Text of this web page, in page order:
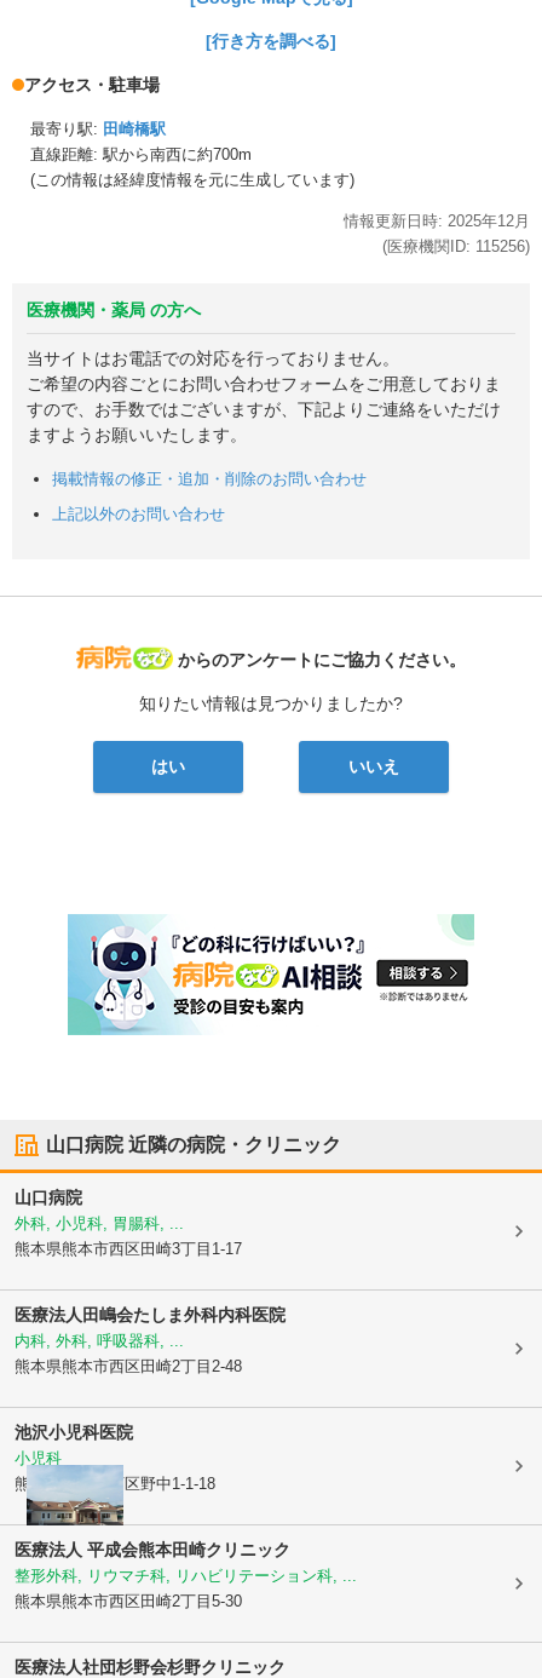
[行き方を調べる]
アクセス・駐車場
最寄り駅: 田崎橋駅
直線距離: 駅から南西に約700m
(この情報は経緯度情報を元に生成しています)
情報更新日時: 2025年12月
(医療機関ID: 115256)
医療機関・薬局 の方へ
当サイトはお電話での対応を行っておりません。
ご希望の内容ごとにお問い合わせフォームをご用意しておりま
すので、お手数ではございますが、下記よりご連絡をいただけ
ますようお願いいたします。
掲載情報の修正・追加・削除のお問い合わせ
上記以外のお問い合わせ
病院なび
からのアンケートにご協力ください。
知りたい情報は見つかりましたか?
はい いいえ
山口病院近隣の病院・クリニック
山口病院
外科, 小児科, 胃腸科, ...
熊本県熊本市西区田崎3丁目1-17
医療法人田嶋会たしま外科内科医院
内科, 外科, 呼吸器科, ...
熊本県熊本市西区田崎2丁目2-48
池沢小児科医院
小児科
熊本県熊本市西区野中1-1-18
医療法人 平成会熊本田崎クリニック
整形外科, リウマチ科, リハビリテーション科, ...
熊本県熊本市西区田崎2丁目5-30
医療法人社団杉野会杉野クリニック